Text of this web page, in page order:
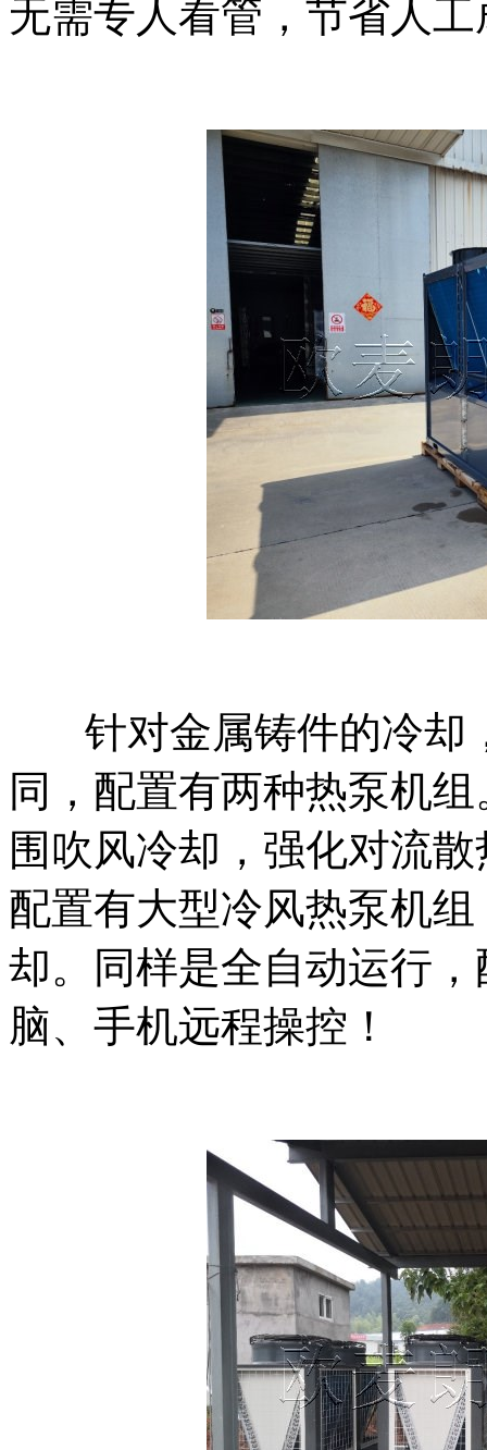
无需专人看管，节省人工
针对金属铸件的冷却
同，配置有两种热泵机
围吹风冷却，强化对流
配置有大型冷风热泵机
却。同样是全自动运行
脑、手机远程操控！